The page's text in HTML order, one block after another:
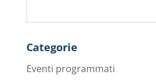
Categorie
Eventi programmati